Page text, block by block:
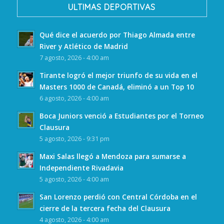
ULTIMAS DEPORTIVAS
Qué dice el acuerdo por Thiago Almada entre
River y Atlético de Madrid
7 agosto, 2026 - 4:00 am
Tirante logró el mejor triunfo de su vida en el
Masters 1000 de Canadá, eliminó a un Top 10
6 agosto, 2026 - 4:00 am
Boca Juniors venció a Estudiantes por el Torneo
Clausura
5 agosto, 2026 - 9:31 pm
Maxi Salas llegó a Mendoza para sumarse a
Independiente Rivadavia
5 agosto, 2026 - 4:00 am
San Lorenzo perdió con Central Córdoba en el
cierre de la tercera fecha del Clausura
4 agosto, 2026 - 4:00 am